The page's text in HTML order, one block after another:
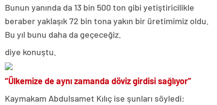
Bunun yanında da 13 bin 500 ton gibi yetiştiricilikle
beraber yaklaşık 72 bin tona yakın bir üretimimiz oldu.
Bu yıl bunu daha da geçeceğiz.
diye konuştu.
“Ülkemize de aynı zamanda döviz girdisi sağlıyor”
Kaymakam Abdulsamet Kılıç ise şunları söyledi: